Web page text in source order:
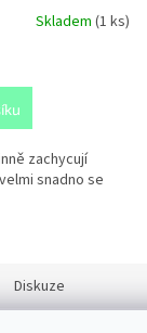
Skladem (1 ks)
zachycují
snadno se
Diskuze